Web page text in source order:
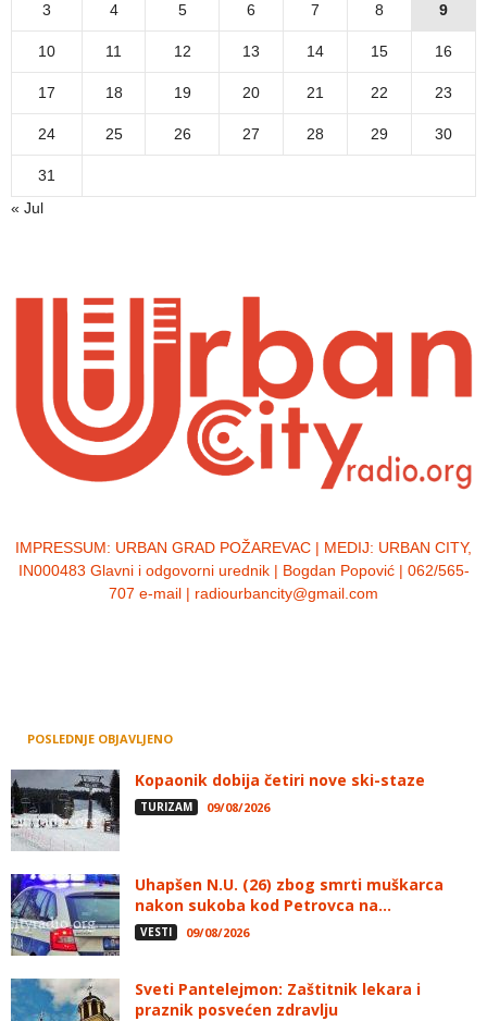
3 4 5 6 7 8 9
10 11 12 13 14 15 16
17 18 19 20 21 22 23
24 25 26 27 28 29 30
31
« Jul
IMPRESSUM: URBAN GRAD POŽAREVAC | MEDIJ: URBAN CITY,
IN000483 Glavni i odgovorni urednik | Bogdan Popović | 062/565-
707 e-mail | radiourbancity@gmail.com
POSLEDNJE OBJAVLJENO
Kopaonik dobija četiri nove ski-staze
TURIZAM 09/08/2026
Uhapšen N.U. (26) zbog smrti muškarca
nakon sukoba kod Petrovca na...
VESTI 09/08/2026
Sveti Pantelejmon: Zaštitnik lekara i
praznik posvećen zdravlju